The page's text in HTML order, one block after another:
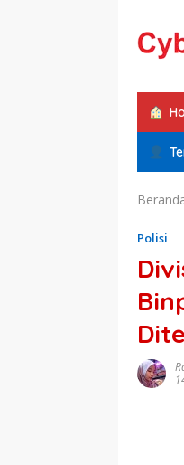
Polisi